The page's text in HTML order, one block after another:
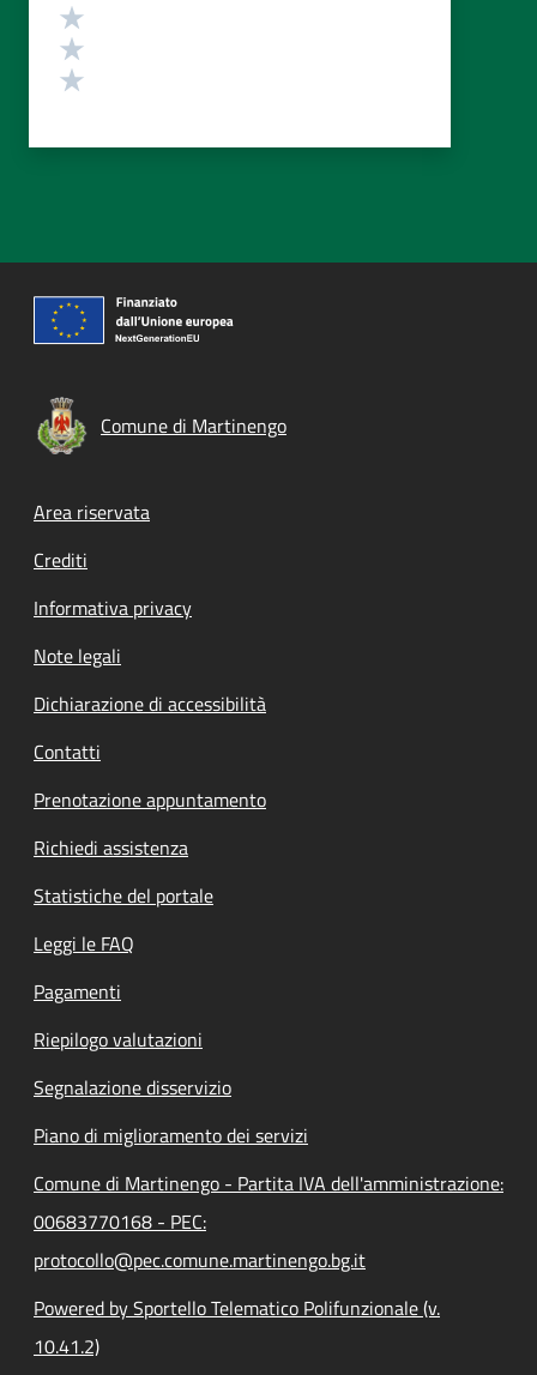
Comune di Martinengo
Footer menu
Area riservata
Crediti
Informativa privacy
Note legali
Dichiarazione di accessibilità
Contatti
Prenotazione appuntamento
Richiedi assistenza
Statistiche del portale
Leggi le FAQ
Pagamenti
Riepilogo valutazioni
Segnalazione disservizio
Piano di miglioramento dei servizi
Comune di Martinengo - Partita IVA dell'amministrazione:
00683770168 - PEC:
protocollo@pec.comune.martinengo.bg.it
Powered by Sportello Telematico Polifunzionale (v.
10.41.2)